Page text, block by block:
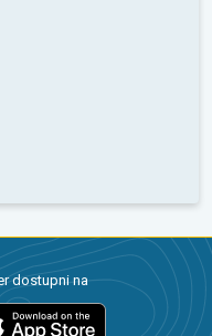
dostupni na